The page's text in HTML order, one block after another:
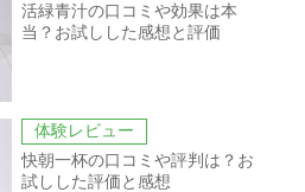
活緑青汁の口コミや効果は本
当？お試しした感想と評価
体験レビュー
快朝一杯の口コミや評判は？お
試しした評価と感想